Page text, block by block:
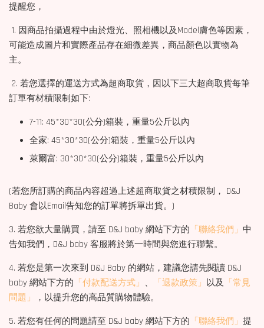
提醒您，
1. 因商品拍攝過程中由於燈光、照相機以及Model膚色等因素，
可能造成圖片和實際產品存在細微差異，商品顏色以實物為
主。
2. 若您選擇的運送方式為超商取貨，因以下三大超商取貨每筆
訂單有材積限制如下:
7-11: 45*30*30(公分)箱裝，重量5公斤以內
全家: 45*30*30(公分)箱裝，重量5公斤以內
萊爾富: 30*30*30(公分)箱裝，重量5公斤以內
(若您所訂購的商品內容超過上述超商取貨之材積限制， D&J
Baby 會以Email告知您的訂單將拆單出貨。)
3. 若您欲大量購買，請至 D&J baby 網站下方的 「聯絡我們」 中
告知我們，D&J baby 客服將於第一時間與您進行聯繫。
4. 若您是第一次來到 D&J Baby 的網站，建議您請先閱讀 D&J
baby 網站下方的 「付款配送方式」 、 「退款政策」 以及 「常見
問題」
，以提升您的高品質購物體驗。
5. 若您有任何的問題請至 D&J baby 網站下方的 「聯絡我們」 提